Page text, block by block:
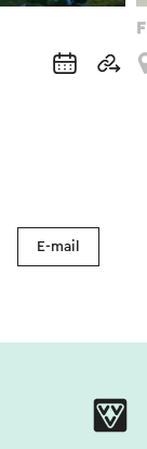
E-mail